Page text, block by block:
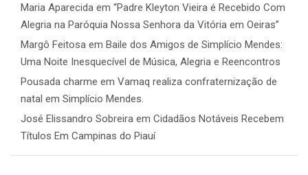
Maria Aparecida em “Padre Kleyton Vieira é Recebido Com
Alegria na Paróquia Nossa Senhora da Vitória em Oeiras”
Margô Feitosa em Baile dos Amigos de Simplício Mendes:
Uma Noite Inesquecível de Música, Alegria e Reencontros
Pousada charme em Vamaq realiza confraternização de
natal em Simplício Mendes.
José Elissandro Sobreira em Cidadãos Notáveis Recebem
Títulos Em Campinas do Piauí